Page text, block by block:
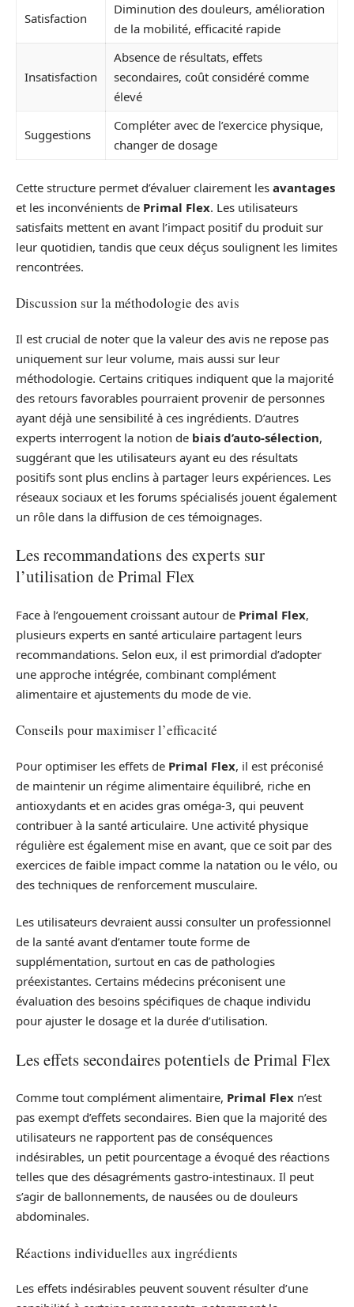
Satisfaction
Diminution des douleurs, amélioration
de la mobilité, efficacité rapide
Insatisfaction
Absence de résultats, effets
secondaires, coût considéré comme
élevé
Suggestions
Compléter avec de l’exercice physique,
changer de dosage
Cette structure permet d’évaluer clairement les avantages
et les inconvénients de Primal Flex. Les utilisateurs
satisfaits mettent en avant l’impact positif du produit sur
leur quotidien, tandis que ceux déçus soulignent les limites
rencontrées.
Discussion sur la méthodologie des avis
Il est crucial de noter que la valeur des avis ne repose pas
uniquement sur leur volume, mais aussi sur leur
méthodologie. Certains critiques indiquent que la majorité
des retours favorables pourraient provenir de personnes
ayant déjà une sensibilité à ces ingrédients. D’autres
experts interrogent la notion de biais d’auto-sélection,
suggérant que les utilisateurs ayant eu des résultats
positifs sont plus enclins à partager leurs expériences. Les
réseaux sociaux et les forums spécialisés jouent également
un rôle dans la diffusion de ces témoignages.
Les recommandations des experts sur
l’utilisation de Primal Flex
Face à l’engouement croissant autour de Primal Flex,
plusieurs experts en santé articulaire partagent leurs
recommandations. Selon eux, il est primordial d’adopter
une approche intégrée, combinant complément
alimentaire et ajustements du mode de vie.
Conseils pour maximiser l’efficacité
Pour optimiser les effets de Primal Flex, il est préconisé
de maintenir un régime alimentaire équilibré, riche en
antioxydants et en acides gras oméga-3, qui peuvent
contribuer à la santé articulaire. Une activité physique
régulière est également mise en avant, que ce soit par des
exercices de faible impact comme la natation ou le vélo, ou
des techniques de renforcement musculaire.
Les utilisateurs devraient aussi consulter un professionnel
de la santé avant d’entamer toute forme de
supplémentation, surtout en cas de pathologies
préexistantes. Certains médecins préconisent une
évaluation des besoins spécifiques de chaque individu
pour ajuster le dosage et la durée d’utilisation.
Les effets secondaires potentiels de Primal Flex
Comme tout complément alimentaire, Primal Flex n’est
pas exempt d’effets secondaires. Bien que la majorité des
utilisateurs ne rapportent pas de conséquences
indésirables, un petit pourcentage a évoqué des réactions
telles que des désagréments gastro-intestinaux. Il peut
s’agir de ballonnements, de nausées ou de douleurs
abdominales.
Réactions individuelles aux ingrédients
Les effets indésirables peuvent souvent résulter d’une